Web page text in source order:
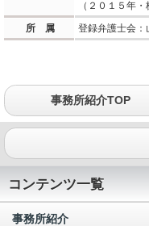
（２０１５年
所 属 登録弁護士会：
事務所紹介TOP
コンテンツ一覧
事務所紹介